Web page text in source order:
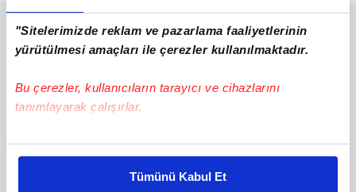
"Sitelerimizde reklam ve pazarlama faaliyetlerinin
yürütülmesi amaçları ile çerezler kullanılmaktadır.
Bu çerezler, kullanıcıların tarayıcı ve cihazlarını
tanımlayarak çalışırlar.
Bu çerezlere izin vermeniz halinde sizlere özel
daha iyi reklam deneyimi yaşatabiliriz. Bunu yaparken
Tümünü Kabul Et